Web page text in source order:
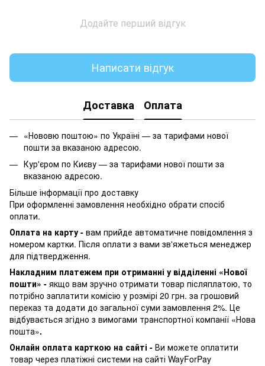
Додайте перший відгук
Написати відгук
Доставка Оплата
«Нововю поштою» по Україні — за тарифами нової
пошти за вказаною адресою.
Кур'єром по Києву — за тарифами нової пошти за
вказаною адресою.
Більше інформації про доставку
При оформленні замовлення необхідно обрати спосіб
оплати.
Оплата на карту - вам прийде автоматичне повідомлення з
номером картки. Після оплати з вами зв'яжеться менеджер
для підтвердження.
Накладним платежем при отриманні у відділенні «Нової
пошти» - якщо вам зручно отримати товар післяплатою, то
потрібно заплатити комісію у розмірі 20 грн. за грошовий
переказ та додати до загальної суми замовлення 2%. Це
відбувається згідно з вимогами транспортної компанії «Нова
пошта».
Онлайн оплата карткою на сайті - Ви можете оплатити
товар через платіжні системи на сайті WayForPay